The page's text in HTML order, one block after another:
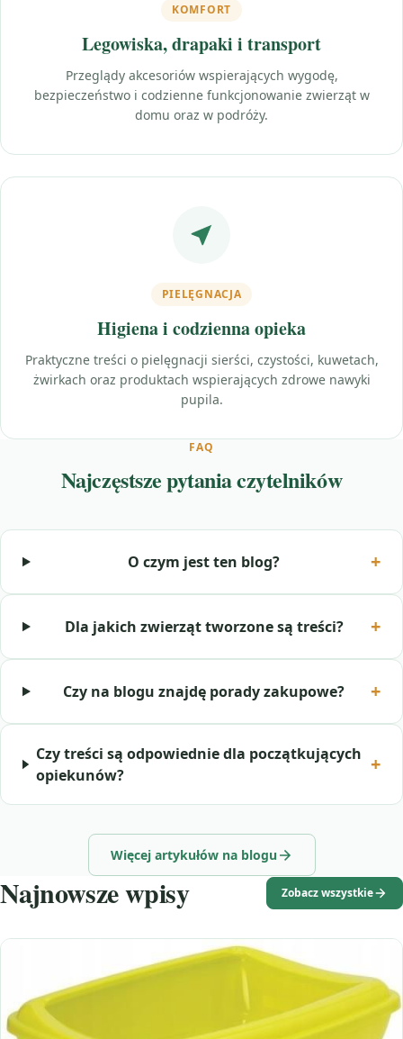
KOMFORT
Legowiska, drapaki i transport
Przeglądy akcesoriów wspierających wygodę,
bezpieczeństwo i codzienne funkcjonowanie zwierząt w
domu oraz w podróży.
PIELĘGNACJA
Higiena i codzienna opieka
Praktyczne treści o pielęgnacji sierści, czystości, kuwetach,
żwirkach oraz produktach wspierających zdrowe nawyki
pupila.
FAQ
Najczęstsze pytania czytelników
O czym jest ten blog?
Dla jakich zwierząt tworzone są treści?
Czy na blogu znajdę porady zakupowe?
Czy treści są odpowiednie dla początkujących
opiekunów?
Więcej artykułów na blogu
Najnowsze wpisy Zobacz wszystkie